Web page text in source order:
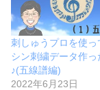
刺しゅうプロを使っ
シン刺繍データ作っ
♪(五線譜編)
2022年6月23日